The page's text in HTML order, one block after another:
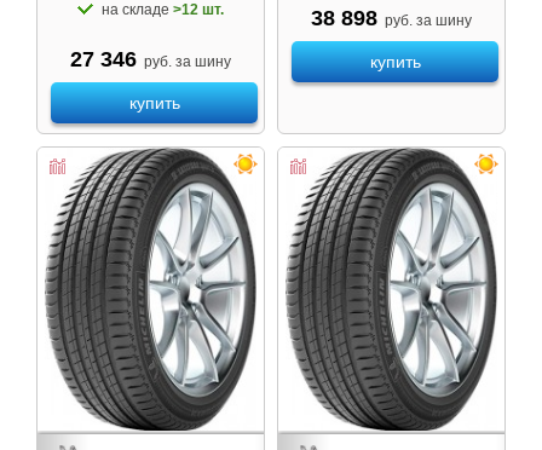
на складе >12 шт.
27 346 руб. за шину
купить
38 898 руб. за шину
купить